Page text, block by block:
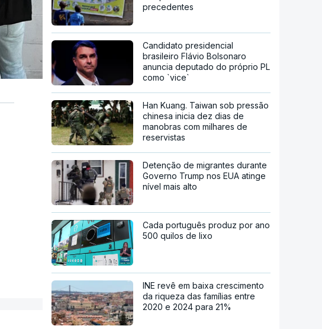
precedentes
Candidato presidencial
brasileiro Flávio Bolsonaro
anuncia deputado do próprio PL
como `vice`
Han Kuang. Taiwan sob pressão
chinesa inicia dez dias de
manobras com milhares de
reservistas
Detenção de migrantes durante
Governo Trump nos EUA atinge
nível mais alto
Cada português produz por ano
500 quilos de lixo
INE revê em baixa crescimento
da riqueza das famílias entre
2020 e 2024 para 21%